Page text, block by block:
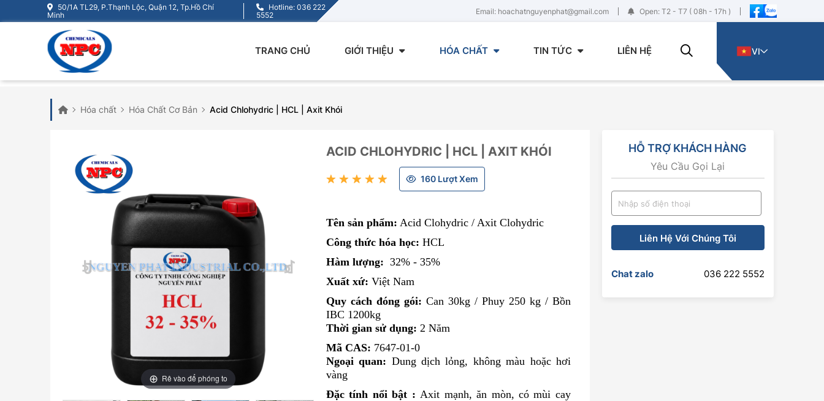
50/1A TL29, P.Thạnh Lộc, Quận 12, Tp.Hồ Chí
Minh
Hotline: 036 222
5552
Email: hoachatnguyenphat@gmail.com Open: T2 - T7 ( 08h - 17h )
TRANG CHỦ GIỚI THIỆU HÓA CHẤT TIN TỨC LIÊN HỆ VI
Hóa chất Hóa Chất Cơ Bản Acid Chlohydric | HCL | Axit Khói
Rê vào để phóng to
ACID CHLOHYDRIC | HCL | AXIT KHÓI
160 Lượt Xem
Tên sản phẩm: Acid Clohydric / Axit Clohydric
Công thức hóa học: HCL
Hàm lượng: 32% - 35%
Xuất xứ: Việt Nam
Quy cách đóng gói: Can 30kg / Phuy 250 kg / Bồn
IBC 1200kg
Thời gian sử dụng: 2 Năm
Mã CAS: 7647-01-0
Ngoại quan: Dung dịch lỏng, không màu hoặc hơi
vàng
Đặc tính nổi bật :Axit mạnh, ăn mòn, có mùi cay
HỖ TRỢ KHÁCH HÀNG
Yêu Cầu Gọi Lại
Liên Hệ Với Chúng Tôi
Chat zalo 036 222 5552